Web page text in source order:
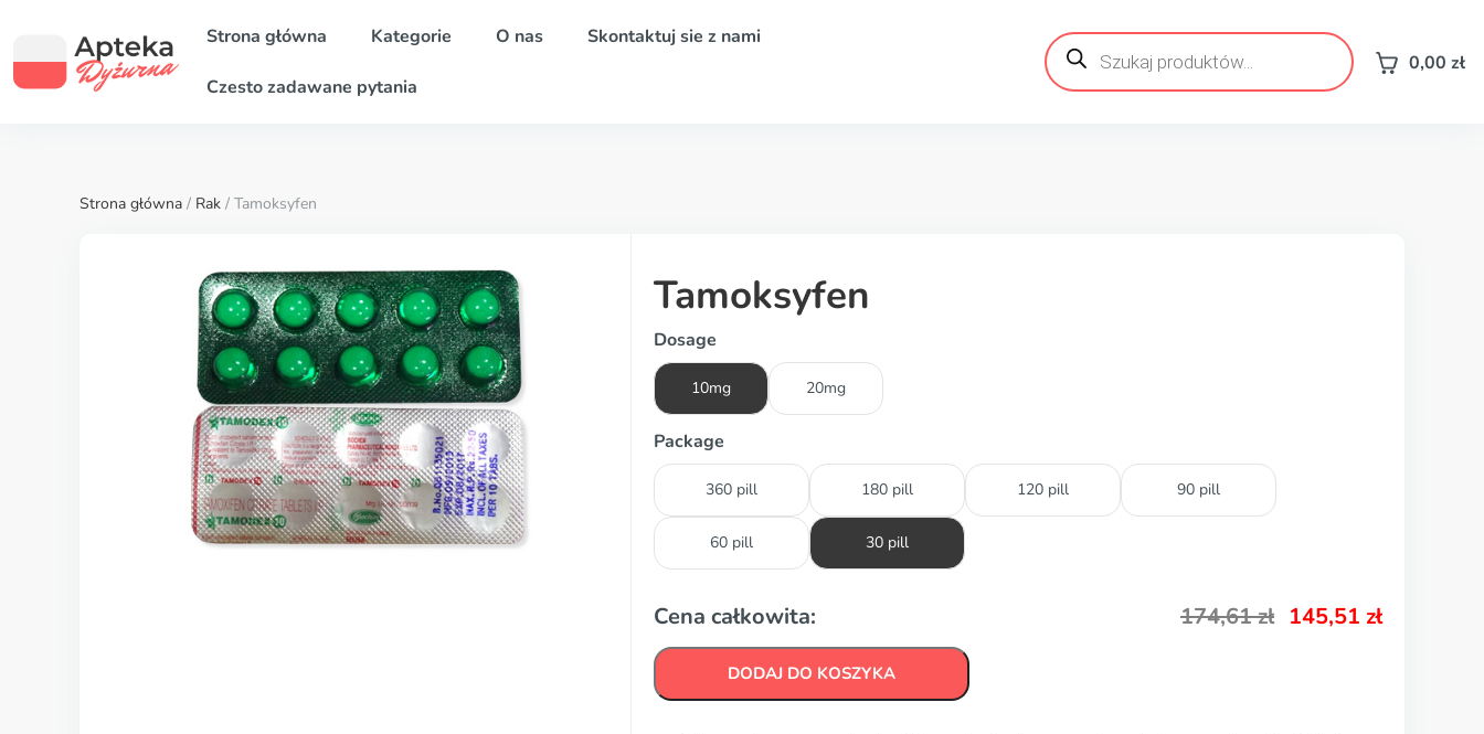
Strona główna Kategorie O nas Skontaktuj sie z nami
Czesto zadawane pytania
Wyszukiwarka
produktów 0,00 zł
Strona główna / Rak / Tamoksyfen
Tamoksyfen
Dosage
10mg 20mg
Package
360 pill 180 pill 120 pill 90 pill
60 pill 30 pill
Cena całkowita: 174,61zł 145,51 zł
DODAJ DO KOSZYKA